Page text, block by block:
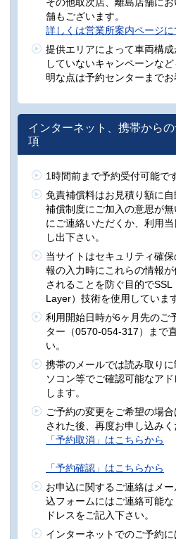
舗もございます。
詳しくは営業所案内ページに
提供エリアによって車両構
していないキャンペーンな
明な点は予約センターまで
インターネット、携帯から
項
1時間前まで予約受付可能で
免責補償料はお見積り額に自
補償制度にご加入の意思が
にご連絡いただくか、利用
し出下さい。
当サイトはセキュリティ確
報の入力時にこれらの情報
されることを防ぐ目的で
Layer）技術を使用していま
利用開始日時が6ヶ月先のご
ター（0570-054-317）まで
い。
携帯のメールでは読み取り
ソコン等でご確認可能なア
します。
ご予約の変更をご希望の場
された後、再度お申し込みく
「予約取消」はこちらから
「予約確認」はこちらから
お申込に関するご連絡はメ
込フォームにはご連絡可能
ドレスをご記入下さい。
インターネットでのご予約